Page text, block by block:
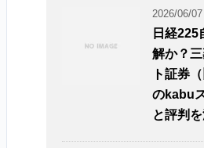
2026/06/07
日経225
解か？
ト証券
のkabu
と評判